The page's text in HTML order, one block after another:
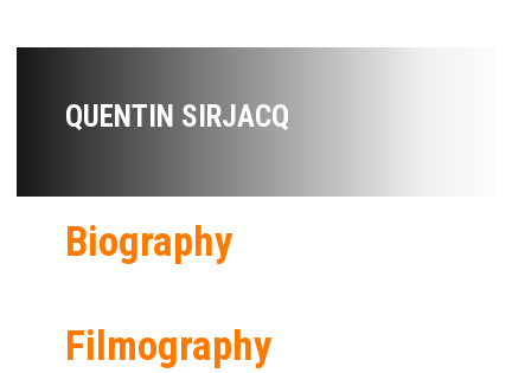
QUENTIN SIRJACQ
Biography
Filmography